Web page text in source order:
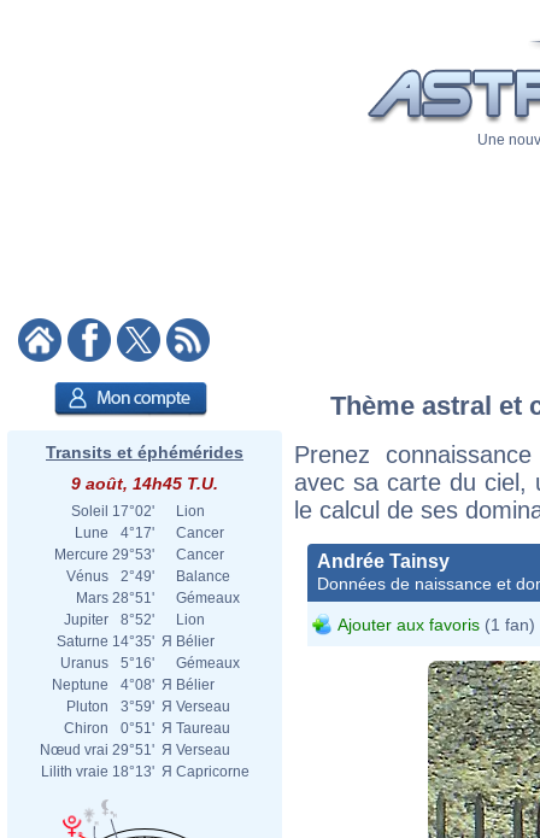
Une
Transits et éphémérides
9 août, 14h45 T.U.
Soleil 17°02'
Lion
Lune
4°17'
Cancer
Mercure 29°53'
Cancer
Vénus
2°49'
Balance
Mars 28°51'
Gémeaux
Jupiter
8°52'
Lion
Saturne 14°35' Я Bélier
Uranus
5°16'
Gémeaux
Neptune
4°08' Я Bélier
Pluton
3°59' Я Verseau
Chiron
0°51' Я Taureau
Nœud vrai 29°51' Я Verseau
Lilith vraie 18°13' Я Capricorne
Thème astral et
Prenez
avec sa carte du ciel,
le calcul de ses
Andrée Tainsy
Données de naissance et
Ajouter aux favoris (1 fan)